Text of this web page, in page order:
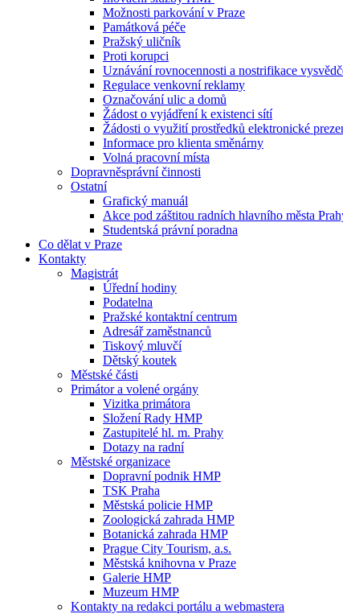
Možnosti parkování v Praze
Památková péče
Pražský uličník
Proti korupci
Uznávání rovnocennosti a nostrifikace
Regulace venkovní reklamy
Označování ulic a domů
Žádost o vyjádření k existenci sítí
Žádosti o využití prostředků elektronické
Informace pro klienta směnárny
Volná pracovní místa
Dopravněsprávní činnosti
Ostatní
Grafický manuál
Akce pod záštitou radních hlavního města
Studentská právní poradna
Co dělat v Praze
Kontakty
Magistrát
Úřední hodiny
Podatelna
Pražské kontaktní centrum
Adresář zaměstnanců
Tiskový mluvčí
Dětský koutek
Městské části
Primátor a volené orgány
Vizitka primátora
Složení Rady HMP
Zastupitelé hl. m. Prahy
Dotazy na radní
Městské organizace
Dopravní podnik HMP
TSK Praha
Městská policie HMP
Zoologická zahrada HMP
Botanická zahrada HMP
Prague City Tourism, a.s.
Městská knihovna v Praze
Galerie HMP
Muzeum HMP
Kontakty na redakci portálu a webmastera